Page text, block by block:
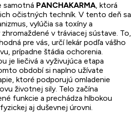
samotná PANCHAKARMA, ktorá
očistných techník. V tento deň sa
vylúčia sa toxíny a
v tráviacej sústave. To,
pre vás, určí lekár podľa vášho
prípadne štádia ochorenia.
je liečivá a vyživujúca etapa
období si naplno užívate
ktoré podporujú omladenie
životnej sily. Telo začína
funkcie a prechádza hlbokou
aj duševnej úrovni.